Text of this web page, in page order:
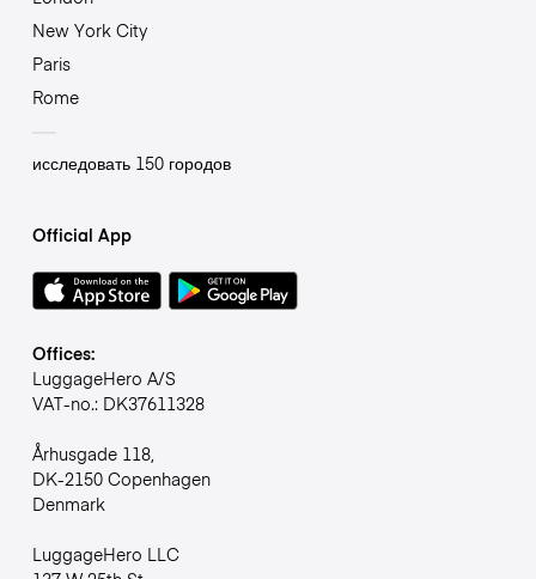
New York City
Paris
Rome
исследовать 150 городов
Official App
Offices:
LuggageHero A/S
VAT-no.: DK37611328
Århusgade 118,
DK-2150 Copenhagen
Denmark
LuggageHero LLC